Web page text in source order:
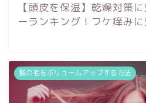
【頭皮を保湿】乾燥対策
ーランキング！フケ痒みに
髪の毛をボリュームアップする方法